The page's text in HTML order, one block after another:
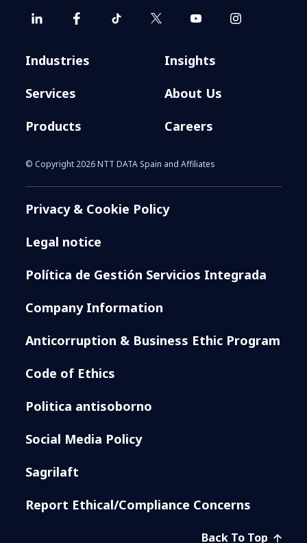
Industries
Services
Products
Insights
About Us
Careers
© Copyright 2026 NTT DATA Spain and Affiliates
Privacy & Cookie Policy
Legal notice
Política de Gestión Servicios Integrada
Company Information
Anticorruption & Business Ethic Program
Code of Ethics
Politica antisoborno
Social Media Policy
Sagrilaft
Report Ethical/Compliance Concerns
Back To Top